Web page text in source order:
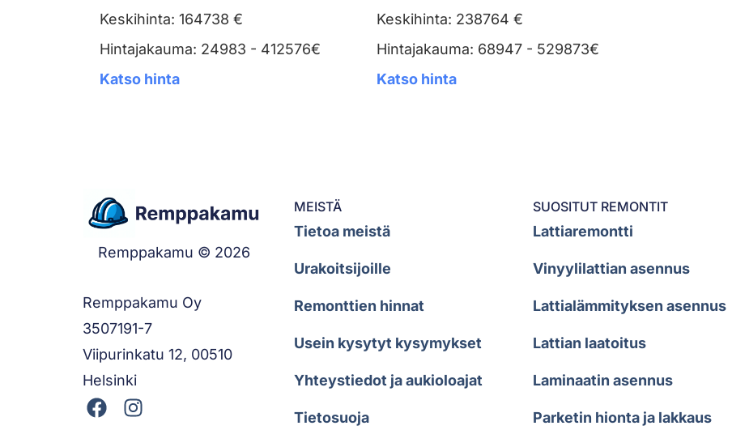
Keskihinta: 164738 €
Hintajakauma: 24983 - 412576€
Katso hinta
Keskihinta: 238764 €
Hintajakauma: 68947 - 529873€
Katso hinta
Remppakamu © 2026
Remppakamu Oy
3507191-7
Viipurinkatu 12, 00510
Helsinki
MEISTÄ
Tietoa meistä
Urakoitsijoille
Remonttien hinnat
Usein kysytyt kysymykset
Yhteystiedot ja aukioloajat
Tietosuoja
SUOSITUT REMONTIT
Lattiaremontti
Vinyylilattian asennus
Lattialämmityksen asennus
Lattian laatoitus
Laminaatin asennus
Parketin hionta ja lakkaus